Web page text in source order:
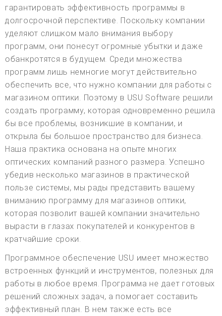
гарантировать эффективность программы в
долгосрочной перспективе. Поскольку компании
уделяют слишком мало внимания выбору
программ, они понесут огромные убытки и даже
обанкротятся в будущем. Среди множества
программ лишь немногие могут действительно
обеспечить все, что нужно компании для работы с
магазином оптики. Поэтому в USU Software решили
создать программу, которая одновременно решила
бы все проблемы, возникшие в компании, и
открыла бы большое пространство для бизнеса.
Наша практика основана на опыте многих
оптических компаний разного размера. Успешно
убедив несколько магазинов в практической
пользе системы, мы рады представить вашему
вниманию программу для магазинов оптики,
которая позволит вашей компании значительно
вырасти в глазах покупателей и конкурентов в
кратчайшие сроки.
Программное обеспечение USU имеет множество
встроенных функций и инструментов, полезных для
работы в любое время. Программа не дает готовых
решений сложных задач, а помогает составить
эффективный план. В нем также есть все